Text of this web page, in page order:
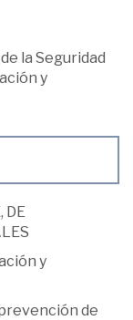
la Seguridad
y
DE
y
de